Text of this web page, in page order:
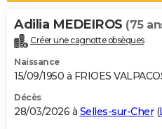
Alimentation
Guide de la santé
Maladies
Médicaments
Sommeil
VOYAGE
Destinations
City break
Voyage nature
Voyage de noces
Forum
Climat
+PHOTO
GUIDES D'ACHAT
BONS PLANS
Adilia MEDEIROS (75
Créer une cagnotte obsèques
Naissance
15/09/1950 à FRIOES
Décès
28/03/2026 à Selles-sur-Cher(